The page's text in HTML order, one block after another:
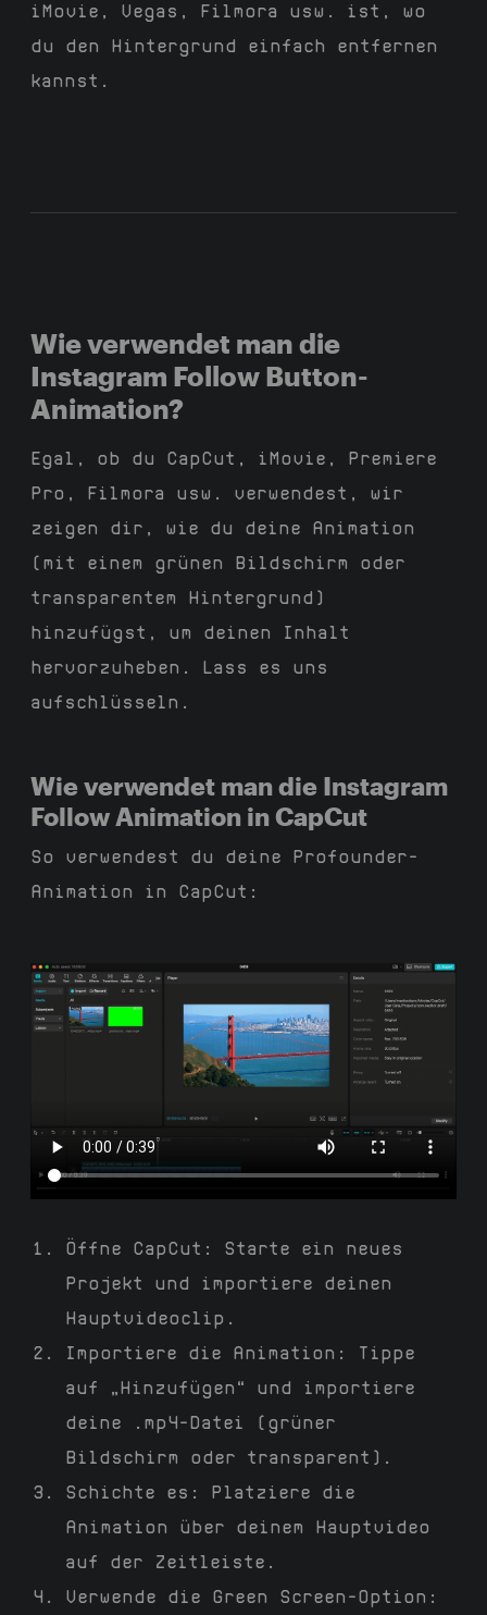
iMovie, Vegas, Filmora usw. ist, wo
du den Hintergrund einfach entfernen
kannst.
Wie verwendet man die
Instagram Follow Button-
Animation?
Egal, ob du CapCut, iMovie, Premiere
Pro, Filmora usw. verwendest, wir
zeigen dir, wie du deine Animation
(mit einem grünen Bildschirm oder
transparentem Hintergrund)
hinzufügst, um deinen Inhalt
hervorzuheben. Lass es uns
aufschlüsseln.
Wie verwendet man die Instagram
Follow Animation in CapCut
So verwendest du deine Profounder-
Animation in CapCut:
Öffne CapCut: Starte ein neues
Projekt und importiere deinen
Hauptvideoclip.
Importiere die Animation: Tippe
auf „Hinzufügen“ und importiere
deine .mp4-Datei (grüner
Bildschirm oder transparent).
Schichte es: Platziere die
Animation über deinem Hauptvideo
auf der Zeitleiste.
Verwende die Green Screen-Option: